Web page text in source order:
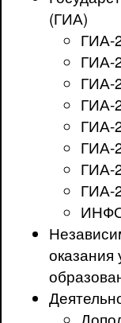
(ГИА)
ГИА-
ГИА-
ГИА-
ГИА-
ГИА-
ГИА-
ГИА-
ГИА-
оказания